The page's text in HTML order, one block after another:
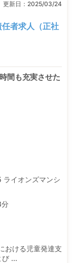
更新日： 2025/03/24
者求人（正社
間も充実させた
イオンズマンシ
おける児童発達支
び ...